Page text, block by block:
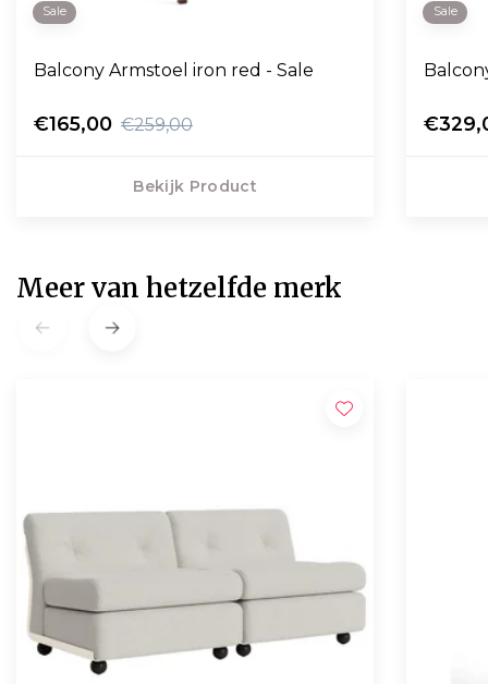
Sale
Balcony Armstoel iron red - Sale
€165,00 €259,00
Bekijk Product
Sale
Meer van hetzelfde merk